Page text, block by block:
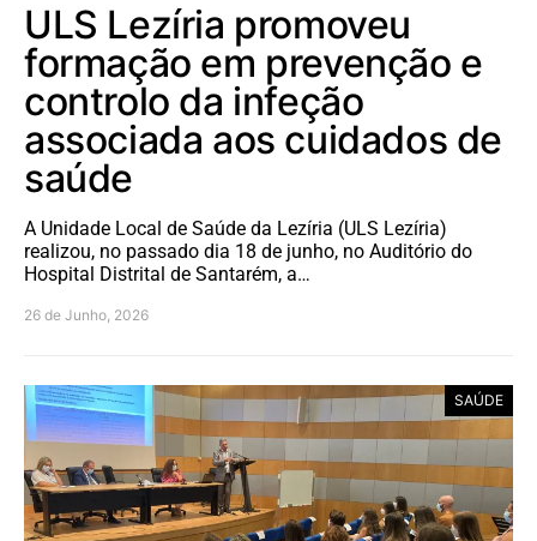
ULS Lezíria promoveu
formação em prevenção e
controlo da infeção
associada aos cuidados de
saúde
A Unidade Local de Saúde da Lezíria (ULS Lezíria)
realizou, no passado dia 18 de junho, no Auditório do
Hospital Distrital de Santarém, a…
26 de Junho, 2026
SAÚDE